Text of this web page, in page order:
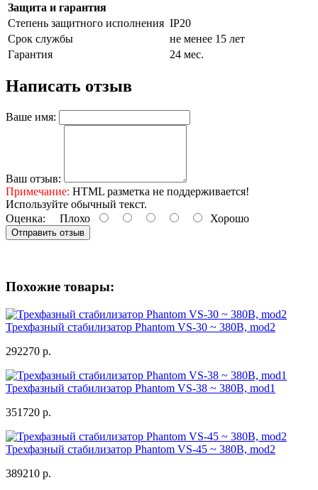
Защита и гарантия
Степень защитного исполнения IP20
Срок службы
не менее 15 лет
Гарантия
24 мес.
Написать отзыв
Ваше имя:
Ваш отзыв:
Примечание: HTML разметка не поддерживается!
Используйте обычный текст.
Оценка: Плохо Хорошо
Отправить отзыв
Похожие товары:
Трехфазный стабилизатор Phantom VS-30 ~ 380В, mod2
292270 р.
Трехфазный стабилизатор Phantom VS-38 ~ 380В, mod1
351720 р.
Трехфазный стабилизатор Phantom VS-45 ~ 380В, mod2
389210 р.